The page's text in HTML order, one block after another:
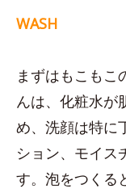
WASH
まずはもこもこ
んは、化粧水が
め、洗顔は特に
ション、モイス
す。泡をつくる